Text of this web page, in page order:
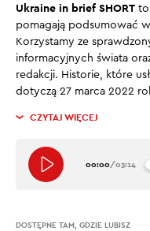
Ukraine in brief SHORT to
pomagają podsumować
Korzystamy ze
informacyjnych świata
redakcji. Historie, które
dotyczą 27 marca 2022
CZYTAJ WIĘCEJ
00:00/03:14
DOSTĘPNE TAM, GDZIE LUBISZ